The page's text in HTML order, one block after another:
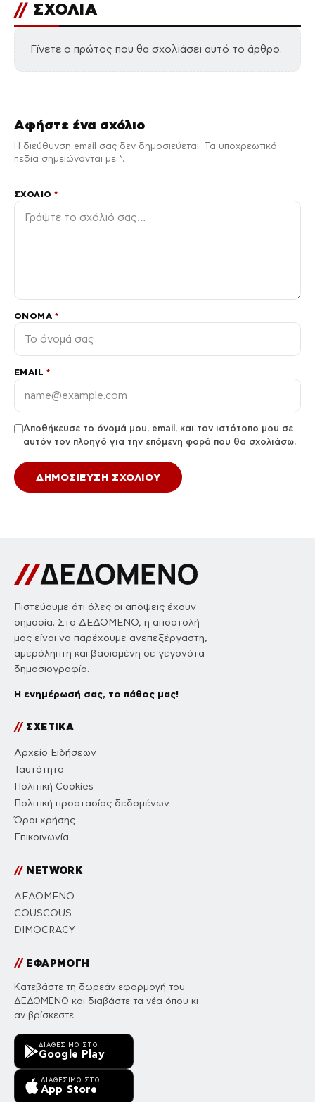
// ΣΧΟΛΙΑ
Γίνετε ο πρώτος που θα σχολιάσει αυτό το άρθρο.
Αφήστε ένα σχόλιο
Η διεύθυνση email σας δεν δημοσιεύεται. Τα υποχρεωτικά
πεδία σημειώνονται με *.
ΣΧΌΛΙΟ*
ΌΝΟΜΑ *
EMAIL *
Αποθήκευσε το όνομά μου, email, και τον ιστότοπο μου σε
αυτόν τον πλοηγό για την επόμενη φορά που θα σχολιάσω.
Πιστεύουμε ότι όλες οι απόψεις έχουν
σημασία. Στο ΔΕΔΟΜΕΝΟ, η αποστολή
μας είναι να παρέχουμε ανεπεξέργαστη,
αμερόληπτη και βασισμένη σε γεγονότα
δημοσιογραφία.
Η ενημέρωσή σας, το πάθος μας!
//ΣΧΕΤΙΚΑ
Αρχείο Ειδήσεων
Ταυτότητα
Πολιτική Cookies
Πολιτική προστασίας δεδομένων
Όροι χρήσης
Επικοινωνία
//NETWORK
ΔΕΔΟΜΕΝΟ
COUSCOUS
DIMOCRACY
//ΕΦΑΡΜΟΓΗ
Κατεβάστε τη δωρεάν εφαρμογή του
ΔΕΔΟΜΕΝΟ και διαβάστε τα νέα όπου κι
αν βρίσκεστε.
ΔΙΑΘΈΣΙΜΟ ΣΤΟ
Google Play
ΔΙΑΘΈΣΙΜΟ ΣΤΟ
App Store